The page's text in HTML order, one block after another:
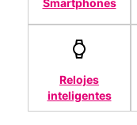
Smartphones
Relojes
inteligentes